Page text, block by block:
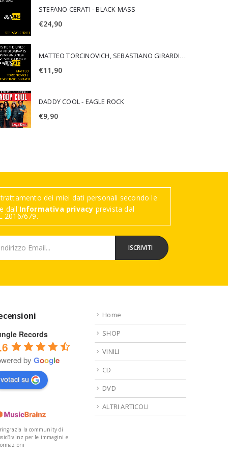
STEFANO CERATI - BLACK MASS
€24,90
MATTEO TORCINOVICH, SEBASTIANO GIRARDI - OUTSIDE THE LINES: LOST PHOTOGRAPHS OF PUNK AND NEW WAVE'S MOST ICONIC ALBUMS
€11,90
DADDY COOL - EAGLE ROCK
€9,90
dei miei dati personali secondo le
dall'Informativa privacy prevista dal
2016/679.
Records
by Google
votaci su
la community di
per le immagini e
Home
SHOP
VINILI
CD
DVD
ALTRI ARTICOLI